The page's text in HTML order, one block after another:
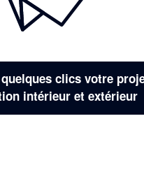
clics votre
intérieur et extérieur